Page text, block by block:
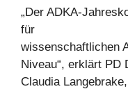
„Der ADKA-
für
wissenschaftlichen
Niveau“, erklärt PD
Claudia